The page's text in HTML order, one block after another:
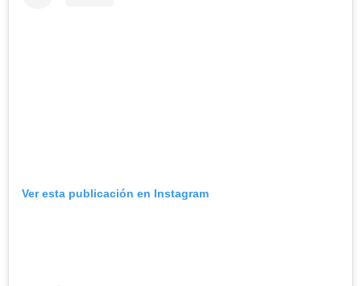
Ver esta publicación en Instagram